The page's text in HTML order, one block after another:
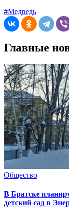
#Медведь
Главные
Общество
В Братске
детский сад в